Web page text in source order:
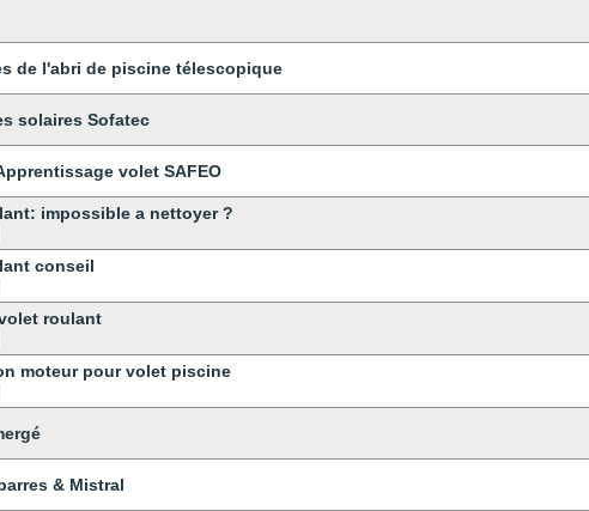
de l'abri de piscine télescopique
solaires Sofatec
volet SAFEO
impossible a nettoyer ?
conseil
roulant
moteur pour volet piscine
& Mistral